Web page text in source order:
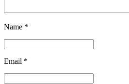
Name *
Email *